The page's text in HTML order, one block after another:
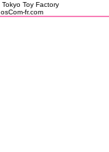
Tokyo Toy Factory
osCom-fr.com